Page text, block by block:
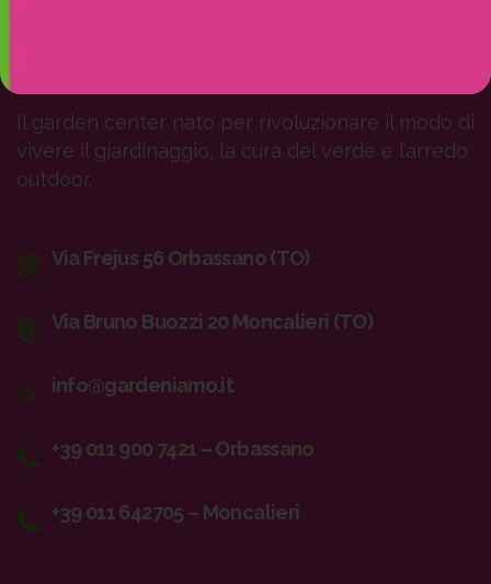
Il garden center nato per rivoluzionare il modo di
vivere il giardinaggio, la cura del verde e l’arredo
outdoor.
Via Frejus 56 Orbassano (TO)
Via Bruno Buozzi 20 Moncalieri (TO)
info@gardeniamo.it
+39 011 900 7421 – Orbassano
+39 011 642705 – Moncalieri